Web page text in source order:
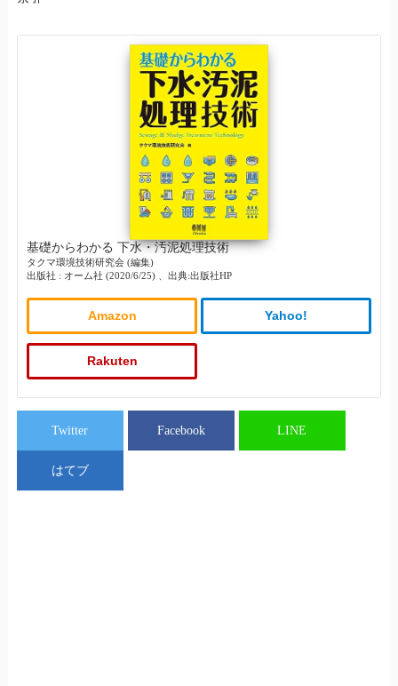
基礎からわかる 下水・汚泥処理技術
タクマ環境技術研究会 (編集)
出版社 : オーム社 (2020/6/25) 、出典:出版社HP
Amazon Yahoo!
Rakuten
Twitter Facebook LINE
はてブ